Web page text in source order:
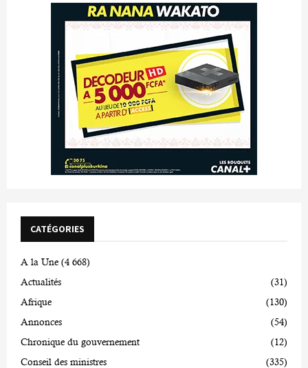
CATÉGORIES
A la Une (4 668)
Actualités
(31)
Afrique
(130)
Annonces
(54)
Chronique du gouvernement
(12)
Conseil des ministres
(335)